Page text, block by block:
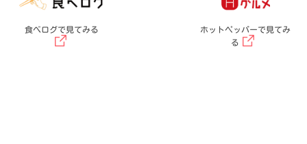
食べログで見てみる
ホットペッパーで見てみ
る